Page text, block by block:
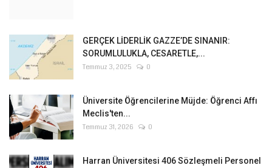
GERÇEK LİDERLİK GAZZE’DE SINANIR:
SORUMLULUKLA, CESARETLE,...
Temmuz 3, 2025 0
Üniversite Öğrencilerine Müjde: Öğrenci Affı
Meclis'ten...
Temmuz 31, 2026 0
Harran Üniversitesi 406 Sözleşmeli Personel